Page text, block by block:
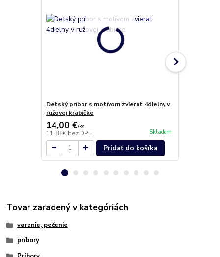
Detský príbor s motívom zvierat 4dielny v
ružovej krabičke
14,00 €/ks
11,38 € bez DPH Skladom
Pridať do košíka
Tovar zaradený v kategóriách
varenie, pečenie
príbory